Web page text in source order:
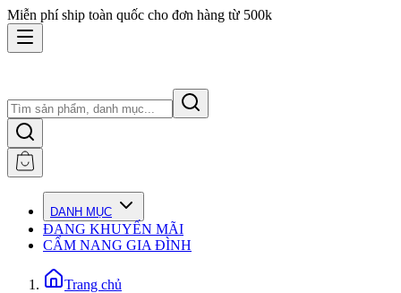
Miễn phí ship toàn quốc cho đơn hàng từ 500k
DANH MỤC
ĐANG KHUYẾN MÃI
CẨM NANG GIA ĐÌNH
Trang chủ